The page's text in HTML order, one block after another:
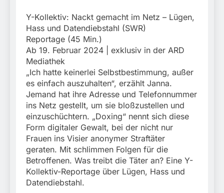
Y-Kollektiv: Nackt gemacht im Netz – Lügen,
Hass und Datendiebstahl (SWR)
Reportage (45 Min.)
Ab 19. Februar 2024 | exklusiv in der ARD
Mediathek
„Ich hatte keinerlei Selbstbestimmung, außer
es einfach auszuhalten“, erzählt Janna.
Jemand hat ihre Adresse und Telefonnummer
ins Netz gestellt, um sie bloßzustellen und
einzuschüchtern. „Doxing“ nennt sich diese
Form digitaler Gewalt, bei der nicht nur
Frauen ins Visier anonymer Straftäter
geraten. Mit schlimmen Folgen für die
Betroffenen. Was treibt die Täter an? Eine Y-
Kollektiv-Reportage über Lügen, Hass und
Datendiebstahl.